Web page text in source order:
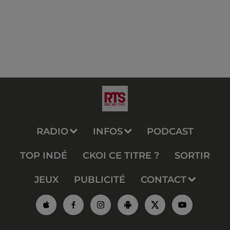
RADIO INFOS PODCAST
TOP INDÉ CKOI CE TITRE ? SORTIR
JEUX PUBLICITÉ CONTACT